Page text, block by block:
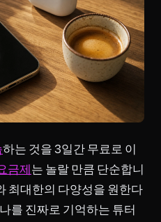
하는 것을 3일간 무료로 이
금제 는 놀랄 만큼 단순합니
최대한의 다양성을 원한다
를 진짜로 기억하는 튜터